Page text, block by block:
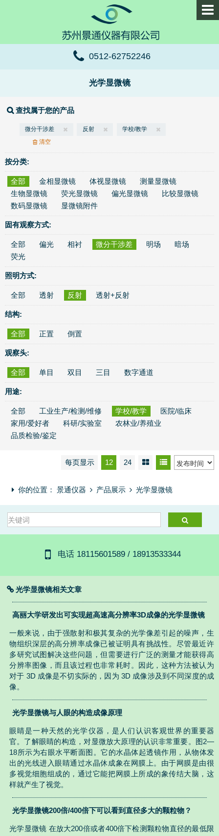
0512-62752246
光学显微镜
查找属于您的产品
微分干涉差 反射
学校/教学
清空
按分类:
全部 金相显微镜 体视显微镜
测量显微镜
生物显微镜
荧光显微镜 偏光显微镜
比较显微镜
数码显微镜
显微镜附件
固有观察方式:
全部 偏光 相衬 微分干涉差 明场
暗场
荧光
照明方式:
全部 透射 反射 透射+反射
结构:
全部 正置 倒置
观察头:
全部 单目 双目 三目 数字通道
用途:
全部 工业生产/检测/维修 学校/教学
医院/临床
家用/爱好者
科研/实验室
农林业/养殖业
品质检验/鉴定
每页显示 12 24
你的位置： 景通仪器 产品展示 光学显微镜
电话 18115601589 / 18913533344
光学显微镜相关文章
高丽大学研发出可实现超高速高分辨率3D成像的光学显微镜
一般来说，由于强散射和极其复杂的光学像差引起的噪声，生
物组织深层的高分辨率成像已被证明具有挑战性。尽管最近许
多研究试图解决这些问题，但需要进行广泛的测量才能获得高
分辨率图像，而且该过程也非常耗时。因此，这种方法被认为
对于 3D 成像是不切实际的，因为 3D 成像涉及到不同深度的成
像。
光学显微镜与人眼的构造成像原理
眼睛是一种天然的光学仪器，是人们认识客观世界的重要器
官。了解眼睛的构造，对显微放大原理的认识非常重要。图2—
18所示为右眼水平断面图。它的水晶体起透镜作用，从物体发
出的光线进入眼睛通过水晶休成象在网膜上。由于网膜是由很
多视觉细胞组成的，通过它能把网膜上所成的象传结大脑，这
样就产生了视觉。
光学显微镜200倍/400倍下可以看到直径多大的颗粒物？
光学显微镜 在放大200倍或者400倍下检测颗粒物直径的最低限